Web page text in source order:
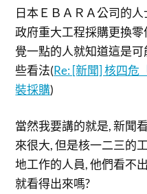
日本ＥＢＡＲＡ公司的
政府重大工程採購更換零
覺一點的人就知道這是
些看法(Re: [新聞] 核四危
裝採購)
當然我要講的就是, 新聞
來很大, 但是核一二三的
地工作的人員, 他們看不
就看得出來嗎?